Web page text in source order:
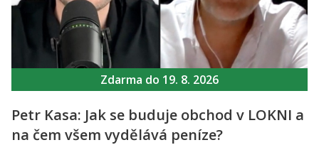
Zdarma do 19. 8. 2026
Petr Kasa: Jak se buduje obchod v LOKNI a
na čem všem vydělává peníze?